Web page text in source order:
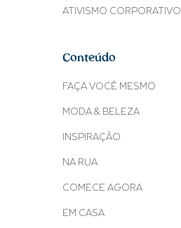
ATIVISMO CORPORATIVO
Conteúdo
FAÇA VOCÊ MESMO
MODA & BELEZA
INSPIRAÇÃO
NA RUA
COMECE AGORA
EM CASA